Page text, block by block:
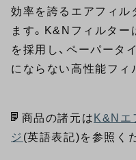
効率を誇るエアフィル
ます。K&Nフィルタ
を採用し、ペーパータ
にならない高性能フィ
商品の諸元は K&Nエ
ジ (英語表記)を参照く